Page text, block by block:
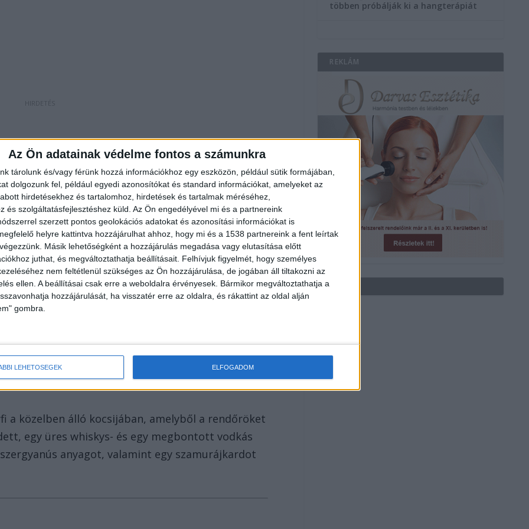
Az Ön adatainak védelme fontos a számunkra
tárolunk és/vagy férünk hozzá információkhoz egy eszközön, például sütik formájában,
dolgozunk fel, például egyedi azonosítókat és standard információkat, amelyeket az
hirdetésekhez és tartalomhoz, hirdetések és tartalmak méréséhez,
és szolgáltatásfejlesztéshez küld. Az Ön engedélyével mi és a partnereink
szerzett pontos geolokációs adatokat és azonosítási információkat is
helyre kattintva hozzájárulhat ahhoz, hogy mi és a 1538 partnereink a fent leírtak
Másik lehetőségként a hozzájárulás megadása vagy elutasítása előtt
juthat, és megváltoztathatja beállításait. Felhívjuk figyelmét, hogy személyes
nem feltétlenül szükséges az Ön hozzájárulása, de jogában áll tiltakozni az
ellen. A beállításai csak erre a weboldalra érvényesek. Bármikor megváltoztathatja a
hozzájárulását, ha visszatér erre az oldalra, és rákattint az oldal alján
gombra.
LEHETŐSÉGEK ELFOGADOM
figyeltek fel a hatalmas rendőri
kiszállni, beöltözni a TEK-esek, hozták a
az egyik patikus azRTL Híradónak. Az
evakuálásához. Ahogy közeledtek az
„Csak annyit lehetett hallani, hogy énekelnek;
az óvónénik a kicsiket” – idézte fel a patikus.
a közelben álló kocsijában, amelyből a rendőröket
egy üres whiskys- és egy megbontott vodkás
anyagot, valamint egy szamurájkardot
többen próbálják ki a hangterápiát
REKLÁM